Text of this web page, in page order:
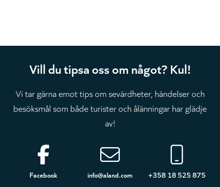
Vill du tipsa oss om något? Kul!
Vi tar gärna emot tips om sevärdheter, händelser och
besöksmål som både turister och ålänningar har glädje
av!
Sidfot
Facebook info@aland.com +358 18 525 875